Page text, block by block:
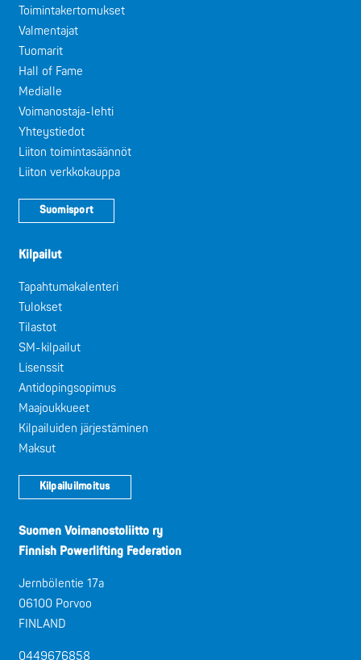
Toimintakertomukset
Valmentajat
Tuomarit
Hall of Fame
Medialle
Voimanostaja-lehti
Yhteystiedot
Liiton toimintasäännöt
Liiton verkkokauppa
Suomisport
Kilpailut
Tapahtumakalenteri
Tulokset
Tilastot
SM-kilpailut
Lisenssit
Antidopingsopimus
Maajoukkueet
Kilpailuiden järjestäminen
Maksut
Kilpailuilmoitus
Suomen Voimanostoliitto ry
Finnish Powerlifting Federation
Jernbölentie 17a
06100 Porvoo
FINLAND
0449676858